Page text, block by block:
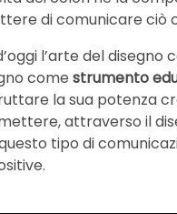
di comunicare ciò
l’arte del disegno
come strumento
la sua potenza
attraverso il
tipo di